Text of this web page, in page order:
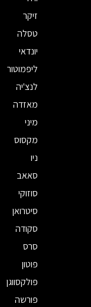
זיקר
טסלה
יונדאי
ליפמוטור
לנצ'יה
מאזדה
מיני
מקסוס
ניו
סאאב
סוזוקי
סיטרואן
סקודה
סרס
פוטון
פולקסווגן
פורשה